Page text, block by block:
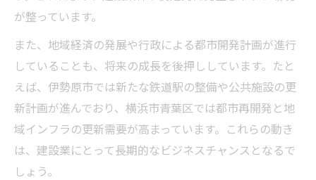
人口動態から考える神奈川の建設業投資
人口変化が建設業投資戦略に与える影響
神奈川の人口動態と建設業の関係性
人口増減が建設業投資に及ぼすメリット
建設業投資で注目すべき人口構成とは
人口動態分析が建設業投資判断に役立つ理
由
が整っています。
また、地域経済の発展や行政による都市開発計画が進行
していることも、将来の成長を後押ししています。たと
えば、伊勢原市では新たな鉄道駅の整備や公共施設の更
新計画が進んでおり、横浜市青葉区では都市再開発と地
域インフラの更新需要が高まっています。これらの動き
は、建設業にとって長期的なビジネスチャンスとなるで
しょう。